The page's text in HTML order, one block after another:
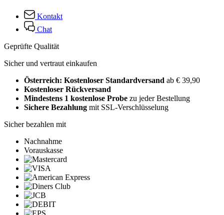
Kontakt
Chat
Geprüfte Qualität
Sicher und vertraut einkaufen
Österreich: Kostenloser Standardversand ab € 39,90
Kostenloser Rückversand
Mindestens 1 kostenlose Probe zu jeder Bestellung
Sichere Bezahlung mit SSL-Verschlüsselung
Sicher bezahlen mit
Nachnahme
Vorauskasse